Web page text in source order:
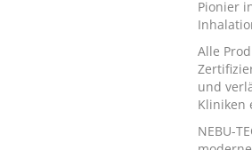
Pionier
Alle
und
Kliniken
NEBU-